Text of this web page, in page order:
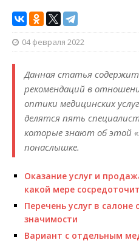
04 февраля 2022
Данная статья
рекомендаций в
оптики медицинских
делятся пять
которые знают об этой
понаслышке.
Оказание услуг и
какой мере
Перечень услуг в
значимости
Вариант с отдельным